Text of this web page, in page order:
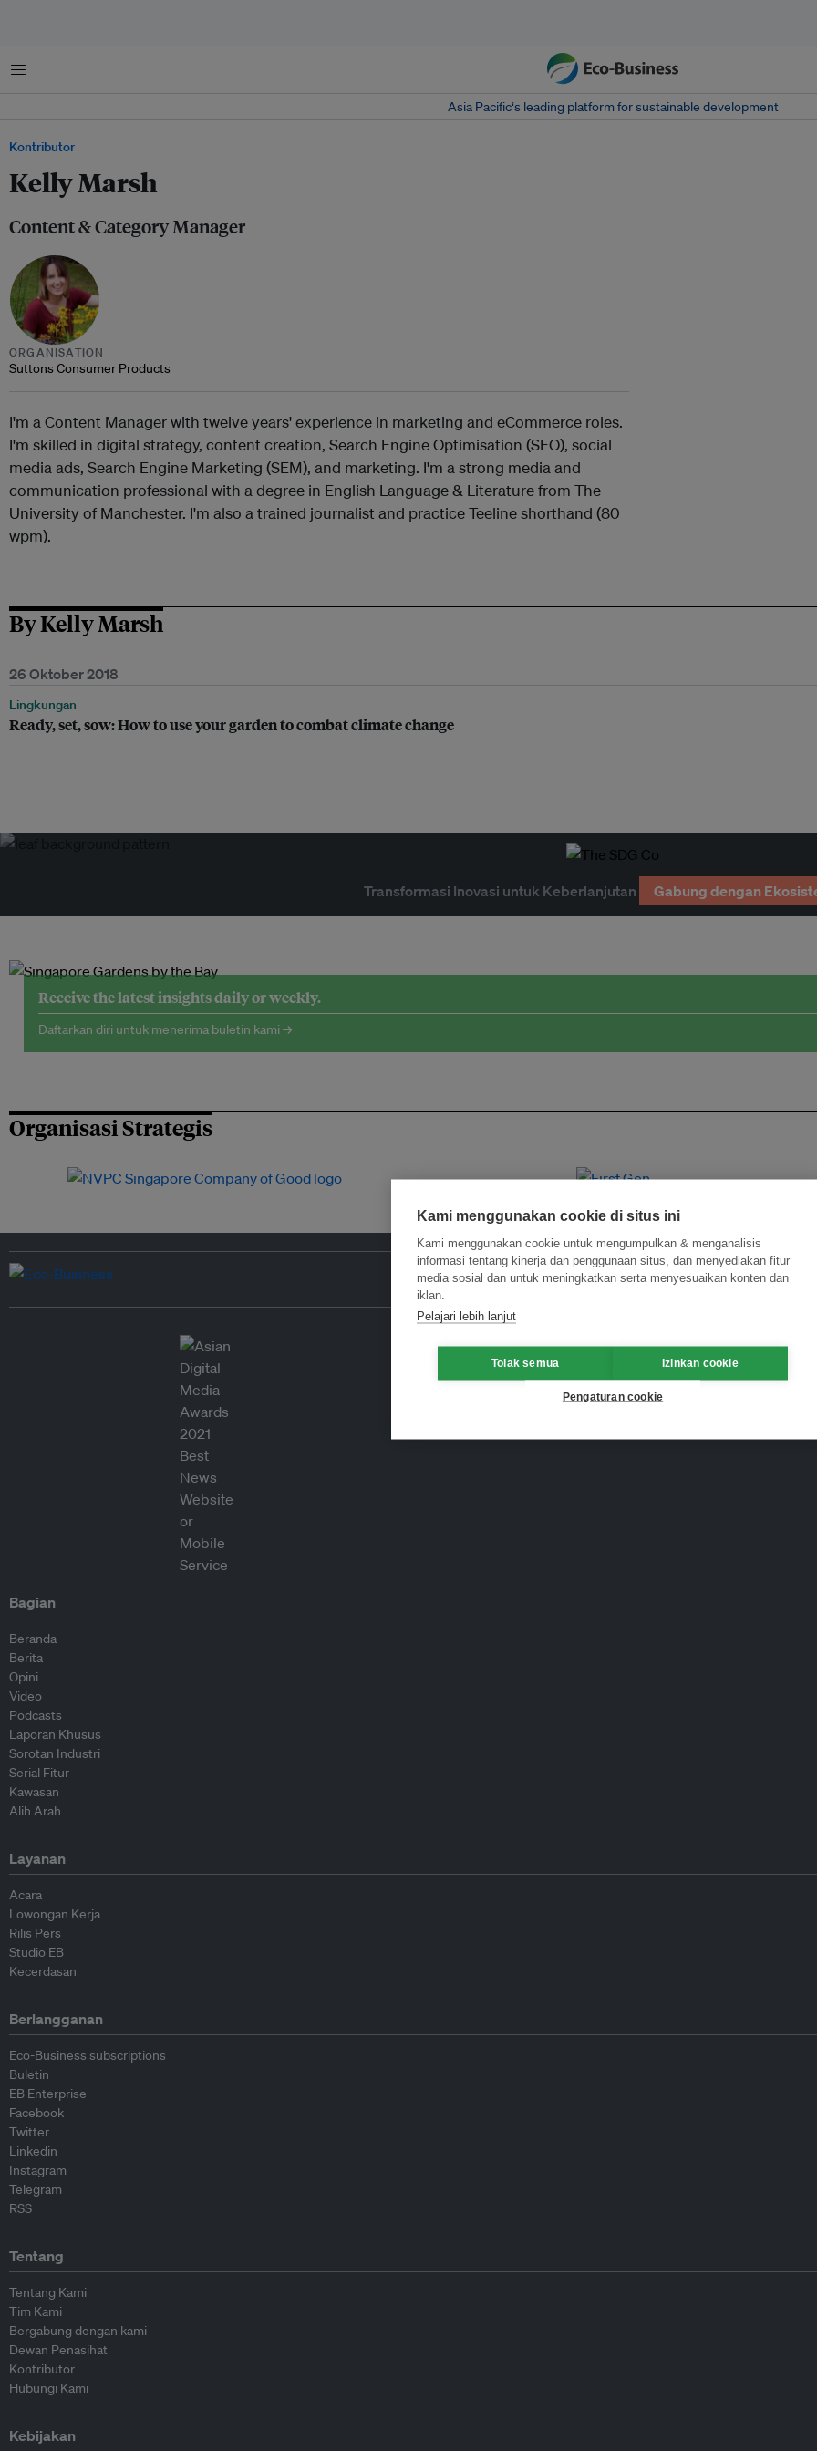
Menu
Asia Pacific‘s leading platform for sustainable development
Kontributor
Kelly Marsh
Content & Category Manager
ORGANISATION
Suttons Consumer Products
I'm a Content Manager with twelve years' experience in marketing and eCommerce roles.
I'm skilled in digital strategy, content creation, Search Engine Optimisation (SEO), social
media ads, Search Engine Marketing (SEM), and marketing. I'm a strong media and
communication professional with a degree in English Language & Literature from The
University of Manchester. I'm also a trained journalist and practice Teeline shorthand (80
wpm).
By Kelly Marsh
26 Oktober 2018
Lingkungan
Ready, set, sow: How to use your garden to combat climate change
Transformasi Inovasi untuk Keberlanjutan Gabung dengan
Receive the latest insights daily or weekly.
Daftarkan diri untuk menerima buletin kami →
Organisasi Strategis
Bagian
Beranda
Berita
Opini
Video
Podcasts
Laporan Khusus
Sorotan Industri
Serial Fitur
Kawasan
Alih Arah
Layanan
Acara
Lowongan Kerja
Rilis Pers
Studio EB
Kecerdasan
Berlangganan
Eco-Business subscriptions
Buletin
EB Enterprise
Facebook
Twitter
Linkedin
Instagram
Telegram
RSS
Tentang
Tentang Kami
Tim Kami
Bergabung dengan kami
Dewan Penasihat
Kontributor
Hubungi Kami
Kebijakan
Kami menggunakan cookie di situs ini
Kami menggunakan cookie untuk mengumpulkan & menganalisis
informasi tentang kinerja dan penggunaan situs, dan menyediakan fitur
media sosial dan untuk meningkatkan serta menyesuaikan konten dan
iklan.
Pelajari lebih lanjut
Tolak semua Izinkan cookie
Pengaturan cookie